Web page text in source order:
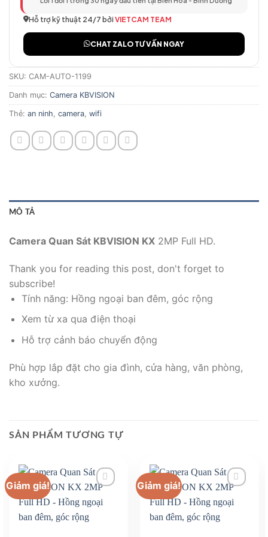
Hỗ trợ kỹ thuật 24/7 bởi VIETCAM TEAM
CHAT ZALO TƯ VẤN NGAY
SKU: CAM-AUTO-1199
Danh mục: Camera KBVISION
Thẻ: an ninh camera wifi
MÔ TẢ
Camera Quan Sát KBVISION KX 2MP Full HD.
Thank you for reading this post, don't forget to
subscribe!
Tính năng: Hồng ngoại ban đêm, góc rộng
Xem từ xa qua điện thoại
Hỗ trợ cảnh báo chuyển động
Phù hợp lắp đặt cho gia đình, cửa hàng, văn phòng,
kho xưởng.
SẢN PHẨM TƯƠNG TỰ
Giảm giá! Giảm giá!